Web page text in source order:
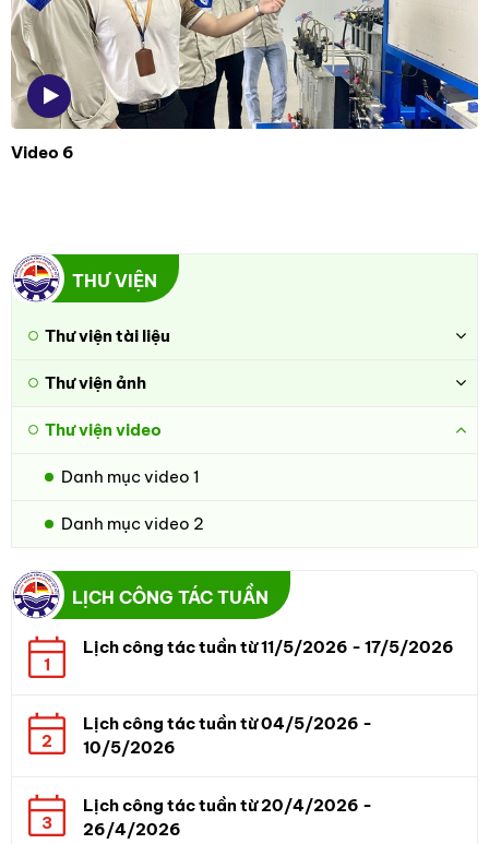
Video 6
THƯ VIỆN
Thư viện tài liệu
Thư viện ảnh
Thư viện video
Danh mục video 1
Danh mục video 2
LỊCH CÔNG TÁC TUẦN
1
Lịch công tác tuần từ 11/5/2026 - 17/5/2026
2
Lịch công tác tuần từ 04/5/2026 -
10/5/2026
3
Lịch công tác tuần từ 20/4/2026 -
26/4/2026